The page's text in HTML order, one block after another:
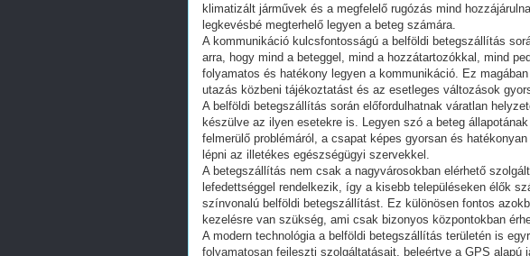
klimatizált járművek és a megfelelő rugózás mind
legkevésbé megterhelő legyen a beteg számára.
A kommunikáció kulcsfontosságú a belföldi betegszállítás
arra, hogy mind a beteggel, mind a hozzátartozókkal, mind
folyamatos és hatékony legyen a kommunikáció. Ez
utazás közbeni tájékoztatást és az esetleges változások
A belföldi betegszállítás során előfordulhatnak váratlan
készülve az ilyen esetekre is. Legyen szó a beteg
felmerülő problémáról, a csapat képes gyorsan és
lépni az illetékes egészségügyi szervekkel.
A betegszállítás nem csak a nagyvárosokban elérhető
lefedettséggel rendelkezik, így a kisebb településeken élők
színvonalú belföldi betegszállítást. Ez különösen fontos
kezelésre van szükség, ami csak bizonyos központokban
A modern technológia a belföldi betegszállítás területén is
folyamatosan fejleszti szolgáltatásait, beleértve a GPS alapú